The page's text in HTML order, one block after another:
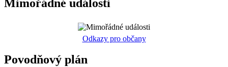
Mimořádné události
Odkazy pro občany
Povodňový plán